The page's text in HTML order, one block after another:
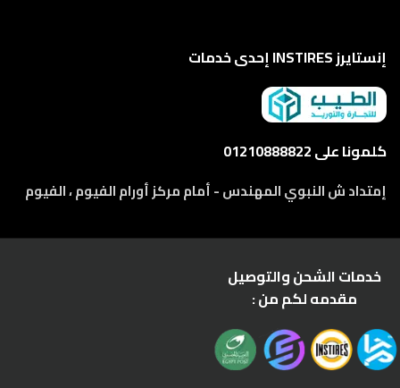
إنستايرز INSTIRES إحدى خدمات
كلمونا على 01210888822
إمتداد ش النبوي المهندس - أمام مركز أورام الفيوم ، الفيوم
خدمات الشحن والتوصيل
مقدمه لكم من :